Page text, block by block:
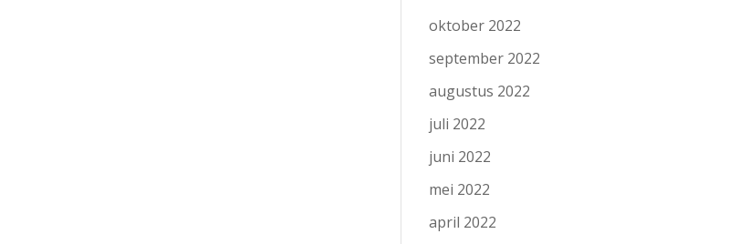
oktober 2022
september 2022
augustus 2022
juli 2022
juni 2022
mei 2022
april 2022